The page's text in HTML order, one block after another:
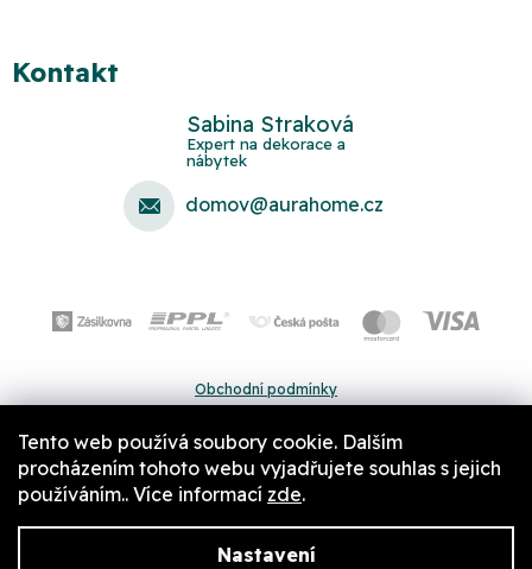
Tento web používá soubory cookie. Dalším
procházením tohoto webu vyjadřujete souhlas s jejich
používáním.. Více informací zde.
Nastavení
Kontakt
Sabina Straková
domov@aurahome.cz
Obchodní podmínky
Pravidla a nastavení cookies